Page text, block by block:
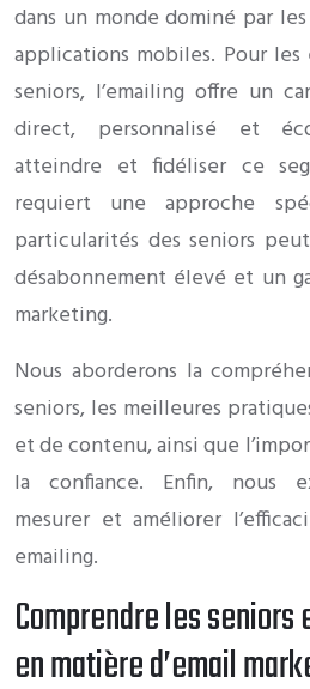
dans un monde dominé par
applications mobiles. Pour
seniors, l’emailing offre un
direct, personnalisé et
atteindre et fidéliser ce
requiert une approche
particularités des seniors
désabonnement élevé et un
marketing.
Nous aborderons la
seniors, les meilleures
et de contenu, ainsi que
la confiance. Enfin, nous
mesurer et améliorer
emailing.
Comprendre les
en matière d’email